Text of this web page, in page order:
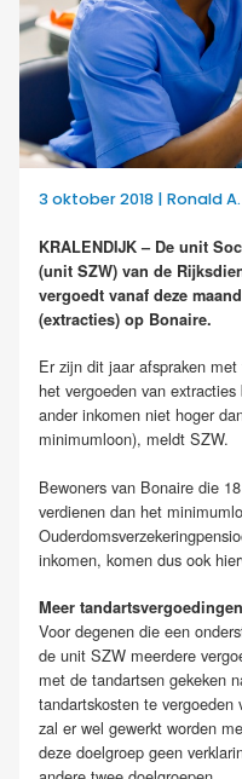
3 oktober 2018 | Ronald
KRALENDIJK – De unit
(unit SZW) van de
vergoedt vanaf deze
(extracties) op Bonaire.
Er zijn dit jaar afspraken
het vergoeden van
ander inkomen niet hoger
minimumloon), meldt SZW.
Bewoners van Bonaire die
verdienen dan het
inkomen, komen dus ook
Meer
Voor degenen die een
de unit SZW meerdere
met de tandartsen gekeken
tandartskosten te
zal er wel gewerkt worden
deze doelgroep geen